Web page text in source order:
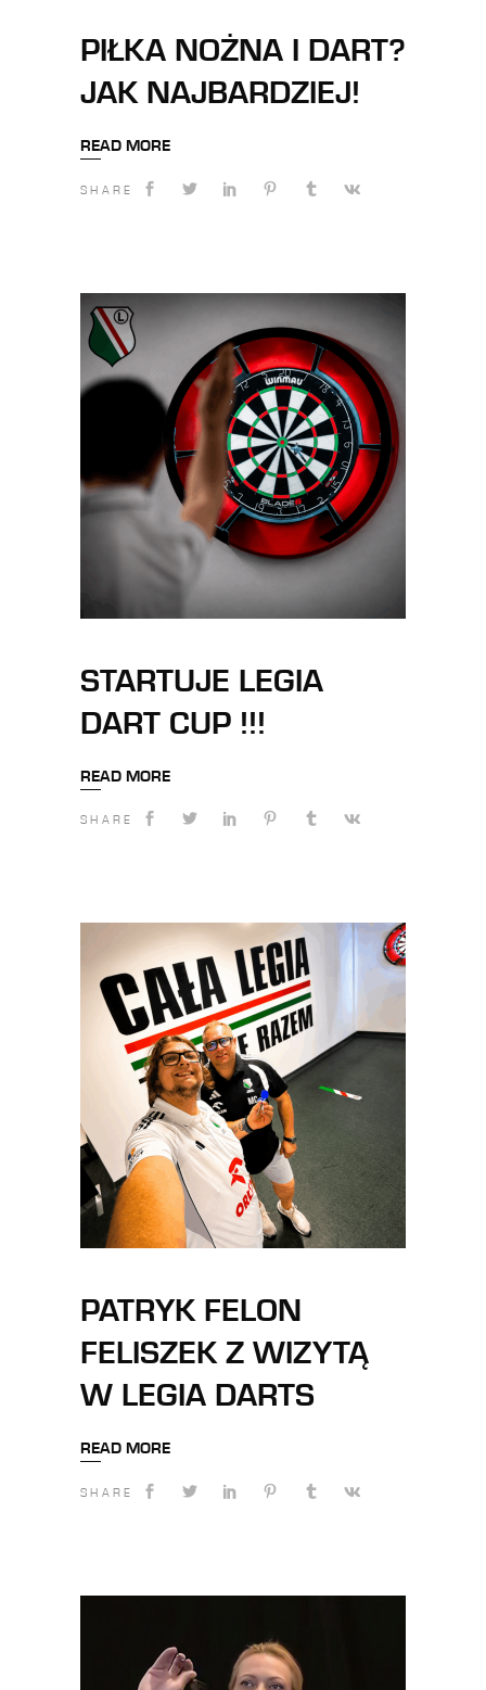
PIŁKA NOŻNA I DART?
JAK NAJBARDZIEJ!
READ MORE
SHARE
STARTUJE LEGIA
DART CUP !!!
READ MORE
SHARE
PATRYK FELON
FELISZEK Z WIZYTĄ
W LEGIA DARTS
READ MORE
SHARE